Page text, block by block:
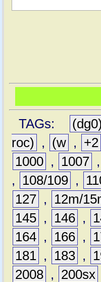
TAGs:
(dg0)
roc)
, (w , +2
1000 , 1007 ,
,
108/109 ,
127 , 12m/
145 , 146 ,
164 , 166 ,
181
, 183 ,
2008 , 200sx